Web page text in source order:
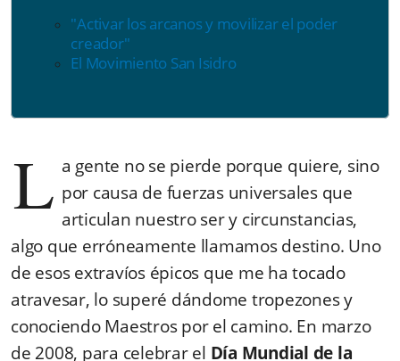
"Activar los arcanos y movilizar el poder
creador"
El Movimiento San Isidro
L a gente no se pierde porque quiere, sino
por causa de fuerzas universales que
articulan nuestro ser y circunstancias,
algo que erróneamente llamamos destino. Uno
de esos extravíos épicos que me ha tocado
atravesar, lo superé dándome tropezones y
conociendo Maestros por el camino. En marzo
de 2008, para celebrar el Día Mundial de la